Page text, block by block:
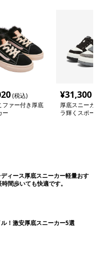
(税込)
ファー付き厚底
ー
¥31,300
厚底スニーカ
ラ輝くスポー
ィース厚底スニーカー軽量おす
間歩いても快適です。
！激安厚底スニーカー5選